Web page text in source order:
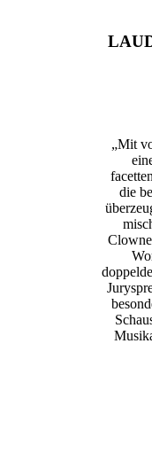
„Mit
die